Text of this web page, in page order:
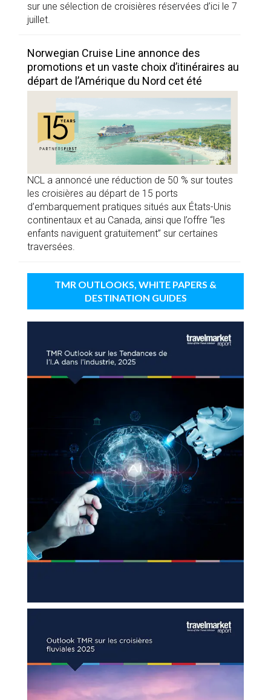
sur une sélection de croisières réservées d’ici le 7
juillet.
Norwegian Cruise Line annonce des
promotions et un vaste choix d’itinéraires au
départ de l’Amérique du Nord cet été
NCL a annoncé une réduction de 50 % sur toutes
les croisières au départ de 15 ports
d’embarquement pratiques situés aux États-Unis
continentaux et au Canada, ainsi que l’offre “les
enfants naviguent gratuitement” sur certaines
traversées.
TMR OUTLOOKS, WHITE PAPERS &
DESTINATION GUIDES